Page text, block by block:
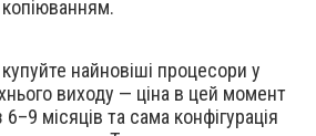
найновіші процесори у
виходу — ціна в цей момент
місяців та сама конфігурація